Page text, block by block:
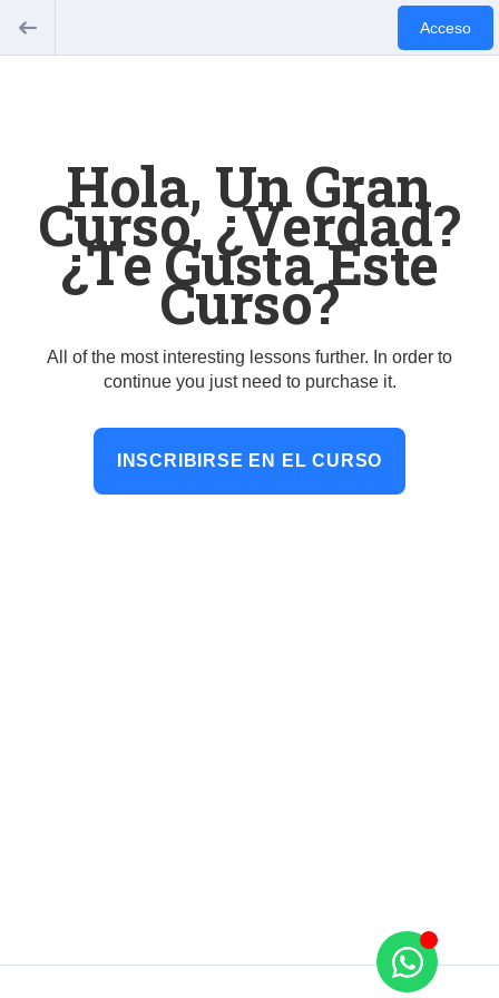
Acceso
Hola, Un Gran
Curso, ¿verdad?
¿Te Gusta Este
Curso?
All of the most interesting lessons further. In order to
continue you just need to purchase it.
INSCRIBIRSE EN EL CURSO